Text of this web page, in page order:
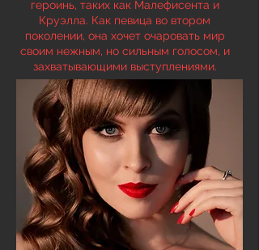
героинь, таких как Малефисента и
Круэлла. Как певица во втором
поколении, она хочет очаровать мир
своим нежным, но сильным голосом, и
захватывающими выступлениями.